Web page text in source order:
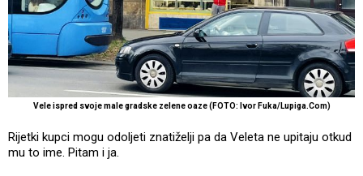
Vele ispred svoje male gradske zelene oaze (FOTO: Ivor Fuka/Lupiga.Com)
Rijetki kupci mogu odoljeti znatiželji pa da Veleta ne upitaju otkud
mu to ime. Pitam i ja.